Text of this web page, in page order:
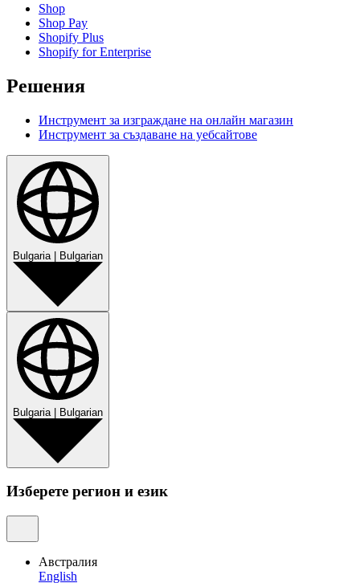
Shop
Shop Pay
Shopify Plus
Shopify for Enterprise
Решения
Инструмент за изграждане на онлайн магазин
Инструмент за създаване на уебсайтове
Bulgaria | Bulgarian
Bulgaria | Bulgarian
Изберете регион и език
Австралия
English